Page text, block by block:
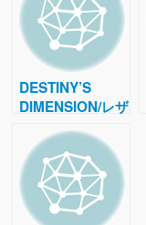
DESTINY’S
DIMENSION/レザ
ートートバッグ